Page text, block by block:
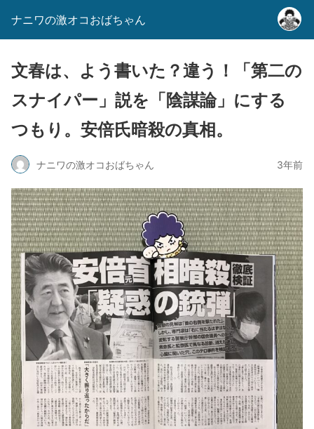
ナニワの激オコおばちゃん
文春は、よう書いた？違う！「第二の
スナイパー」説を「陰謀論」にする
つもり。安倍氏暗殺の真相。
ナニワの激オコおばちゃん 3年前